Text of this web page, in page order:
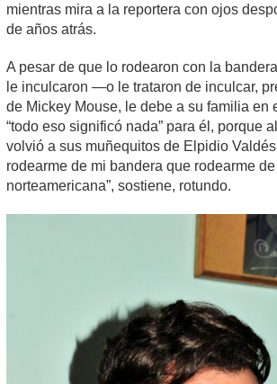
mientras mira a la reportera con ojos
de años atrás.
A pesar de que lo rodearon con la
le inculcaron —o le trataron de inculcar,
de Mickey Mouse, le debe a su familia en
“todo eso significó nada” para él, porque
volvió a sus muñequitos de Elpidio
rodearme de mi bandera que rodearme
norteamericana”, sostiene, rotundo.